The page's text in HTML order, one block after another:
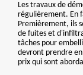
Les travaux de
régulièrement. En
Premièrement, ils
de fuites et
tâches pour
devront prendre
prix qui sont